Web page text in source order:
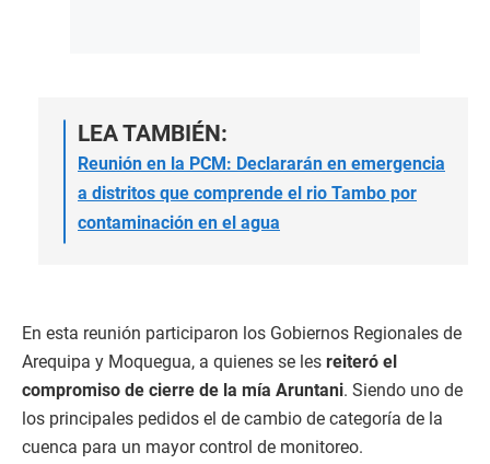
LEA TAMBIÉN:
Reunión en la PCM: Declararán en emergencia
a distritos que comprende el rio Tambo por
contaminación en el agua
En esta reunión participaron los Gobiernos Regionales de
Arequipa y Moquegua, a quienes se les reiteró el
compromiso de cierre de la mía Aruntani. Siendo uno de
los principales pedidos el de cambio de categoría de la
cuenca para un mayor control de monitoreo.